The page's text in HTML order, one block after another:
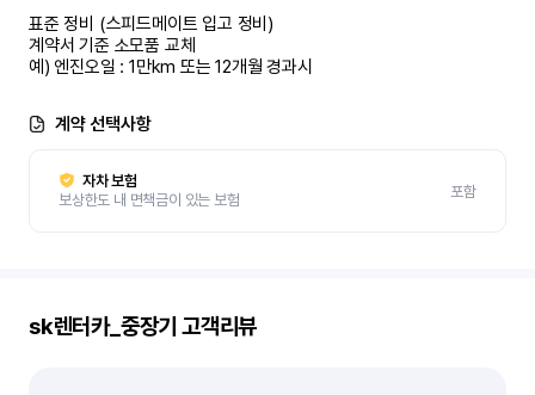
표준 정비 (스피드메이트 입고 정비)
계약서 기준 소모품 교체
예) 엔진오일 : 1만km 또는 12개월 경과시
계약 선택사항
자차 보험
보상한도 내 면책금이 있는 보험
포함
sk렌터카_중장기 고객리뷰